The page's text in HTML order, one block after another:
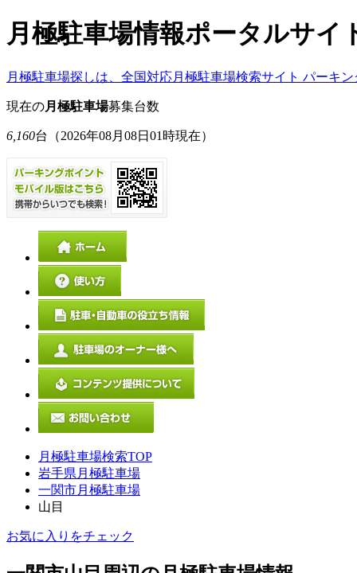
月極駐車場情報ポータルサイ
月極駐車場探しは、全国対応月極駐車場検索サイト パーキン
現在の月極駐車場募集台数
6,160台 （2026年08月08日01時現在）
月極駐車場検索TOP
岩手県月極駐車場
一関市月極駐車場
山目
お気に入りをチェック